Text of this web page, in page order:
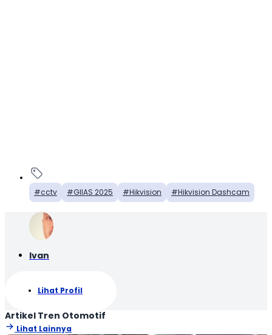
cctv GIIAS 2025 Hikvision Hikvision Dashcam
Ivan
Lihat Profil
Artikel Tren Otomotif
Lihat Lainnya